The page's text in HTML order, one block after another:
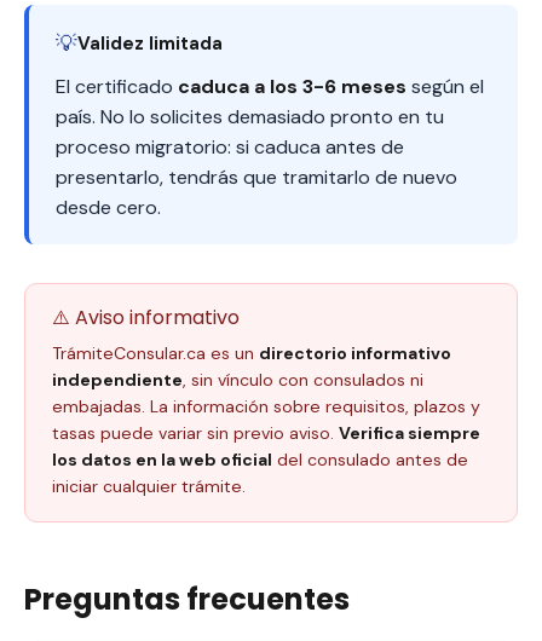
💡Validez limitada
El certificado caduca a los 3-6 meses según el
país. No lo solicites demasiado pronto en tu
proceso migratorio: si caduca antes de
presentarlo, tendrás que tramitarlo de nuevo
desde cero.
⚠️ Aviso informativo
TrámiteConsular.ca es un directorio informativo
independiente, sin vínculo con consulados ni
embajadas. La información sobre requisitos, plazos y
tasas puede variar sin previo aviso. Verifica siempre
los datos en la web oficial del consulado antes de
iniciar cualquier trámite.
Preguntas frecuentes